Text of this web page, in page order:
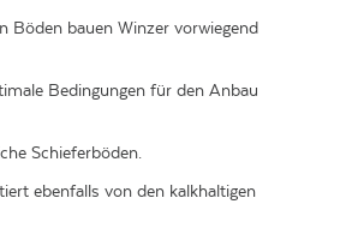
Böden bauen Winzer vorwiegend
Bedingungen für den Anbau
Schieferböden.
ebenfalls von den kalkhaltigen